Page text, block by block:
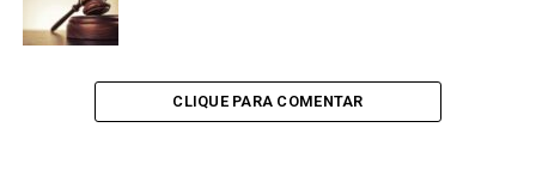
CLIQUE PARA COMENTAR